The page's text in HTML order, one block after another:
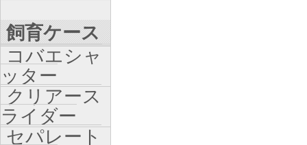
飼育ケース
コバエシャ
ッター
クリアース
ライダー
セパレート